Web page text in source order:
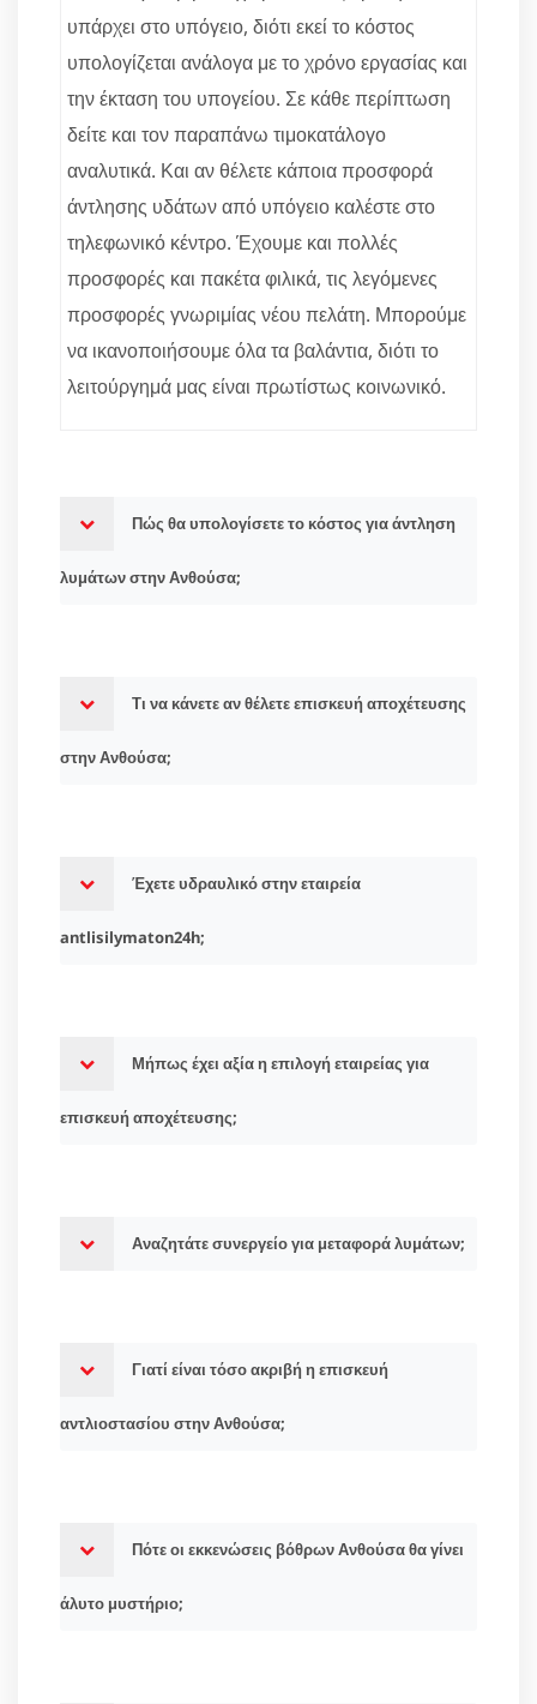
υπάρχει στο υπόγειο, διότι εκεί το κόστος
υπολογίζεται ανάλογα με το χρόνο εργασίας και
την έκταση του υπογείου. Σε κάθε περίπτωση
δείτε και τον παραπάνω τιμοκατάλογο
αναλυτικά. Και αν θέλετε κάποια προσφορά
άντλησης υδάτων από υπόγειο καλέστε στο
τηλεφωνικό κέντρο. Έχουμε και πολλές
προσφορές και πακέτα φιλικά, τις λεγόμενες
προσφορές γνωριμίας νέου πελάτη. Μπορούμε
να ικανοποιήσουμε όλα τα βαλάντια, διότι το
λειτούργημά μας είναι πρωτίστως κοινωνικό.
Πώς θα υπολογίσετε το κόστος για άντληση
λυμάτων στην Ανθούσα;
Τι να κάνετε αν θέλετε επισκευή αποχέτευσης
στην Ανθούσα;
Έχετε υδραυλικό στην εταιρεία
antlisilymaton24h;
Μήπως έχει αξία η επιλογή εταιρείας για
επισκευή αποχέτευσης;
Αναζητάτε συνεργείο για μεταφορά λυμάτων;
Γιατί είναι τόσο ακριβή η επισκευή
αντλιοστασίου στην Ανθούσα;
Πότε οι εκκενώσεις βόθρων Ανθούσα θα γίνει
άλυτο μυστήριο;